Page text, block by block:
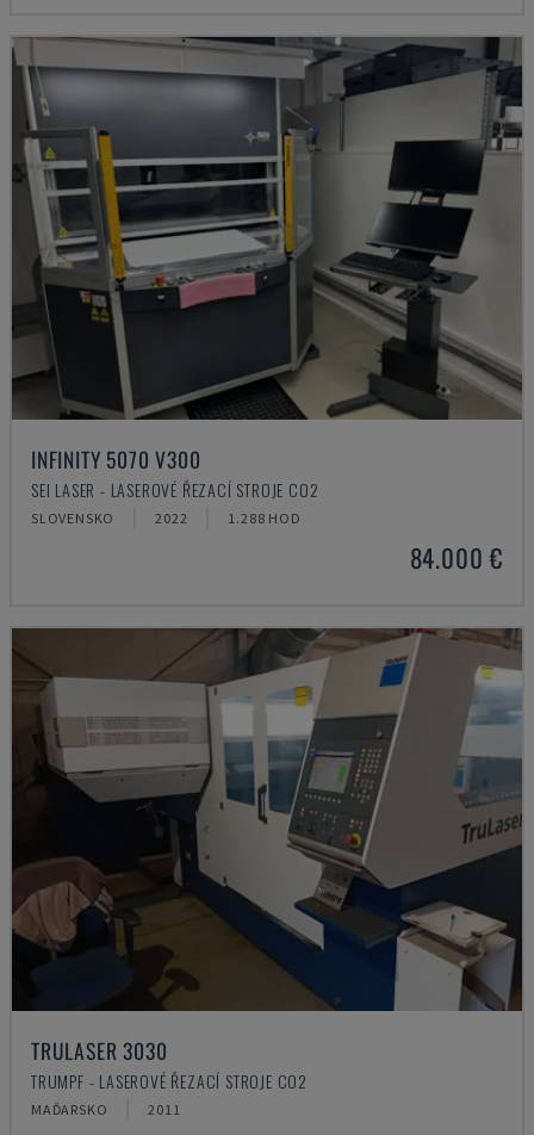
INFINITY 5070 V300
SEI LASER - LASEROVÉ ŘEZACÍ STROJE CO2
SLOVENSKO 2022 1.288 HOD
84.000 €
TRULASER 3030
TRUMPF - LASEROVÉ ŘEZACÍ STROJE CO2
MAĎARSKO 2011